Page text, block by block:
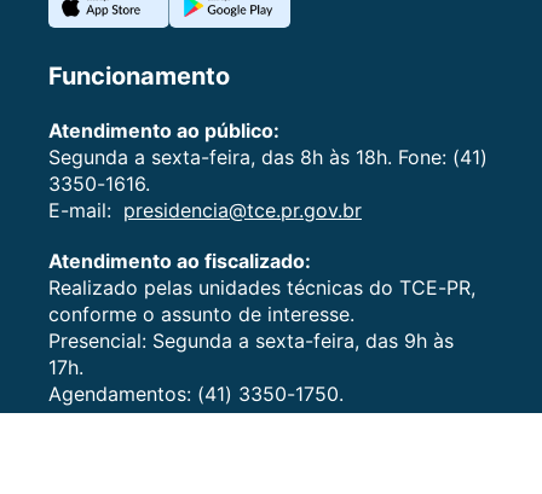
Funcionamento
Atendimento ao público:
Segunda a sexta-feira, das 8h às 18h. Fone: (41)
3350-1616.
E-mail: presidencia@tce.pr.gov.br
Atendimento ao fiscalizado:
Realizado pelas unidades técnicas do TCE-PR,
conforme o assunto de interesse.
Presencial: Segunda a sexta-feira, das 9h às
17h.
Agendamentos: (41) 3350-1750.